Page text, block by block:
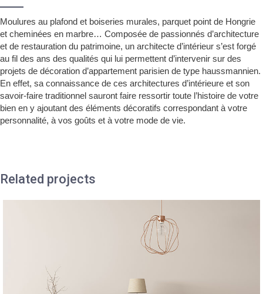
Moulures au plafond et boiseries murales, parquet point de Hongrie
et cheminées en marbre… Composée de passionnés d’architecture
et de restauration du patrimoine, un architecte d’intérieur s’est forgé
au fil des ans des qualités qui lui permettent d’intervenir sur des
projets de décoration d’appartement parisien de type haussmannien.
En effet, sa connaissance de ces architectures d’intérieure et son
savoir-faire traditionnel sauront faire ressortir toute l’histoire de votre
bien en y ajoutant des éléments décoratifs correspondant à votre
personnalité, à vos goûts et à votre mode de vie.
Related projects